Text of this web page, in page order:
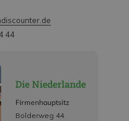
44
Die Niederlande
Firmenhauptsitz
Bolderweg 44